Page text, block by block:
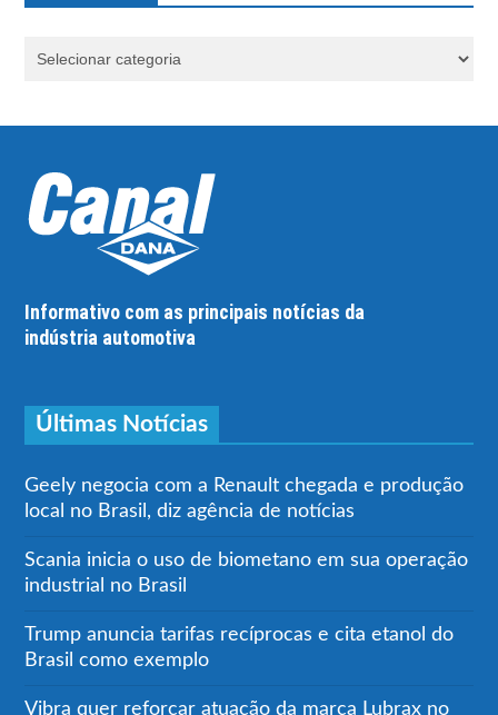
Informativo com as principais notícias da
indústria automotiva
Últimas Notícias
Geely negocia com a Renault chegada e produção
local no Brasil, diz agência de notícias
Scania inicia o uso de biometano em sua operação
industrial no Brasil
Trump anuncia tarifas recíprocas e cita etanol do
Brasil como exemplo
Vibra quer reforçar atuação da marca Lubrax no